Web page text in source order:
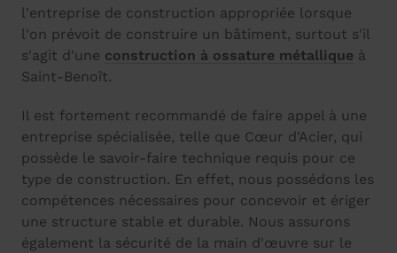
l'entreprise de construction appropriée lorsque
l'on prévoit de construire un bâtiment, surtout s'il
s'agit d'une construction à ossature métallique à
Saint-Benoît.
Il est fortement recommandé de faire appel à une
entreprise spécialisée, telle que Cœur d'Acier, qui
possède le savoir-faire technique requis pour ce
type de construction. En effet, nous possédons les
compétences nécessaires pour concevoir et ériger
une structure stable et durable. Nous assurons
également la sécurité de la main d'œuvre sur le